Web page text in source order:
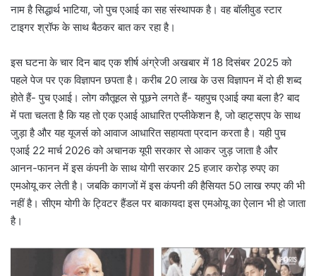
नाम है सिद्धार्थ भाटिया, जो पुच एआई का सह संस्थापक है। वह बॉलीवुड स्टार
टाइगर श्रॉफ के साथ बैठकर बात कर रहा है।
इस घटना के चार दिन बाद एक शीर्ष अंग्रेजी अखबार में 18 दिसंबर 2025 को
पहले पेज पर एक विज्ञापन छपता है। करीब 20 लाख के उस विज्ञापन में दो ही शब्द
होते हैं- पुच एआई। लोग कौतूहल से पूछने लगते हैं- यहपुच एआई क्या बला है? बाद
में पता चलता है कि यह तो एक एआई आधारित एप्लीकेशन है, जो व्हाट्सएप के साथ
जुड़ा है और यह यूजर्स को आवाज आधारित सहायता प्रदान करता है। यही पुच
एआई 22 मार्च 2026 को अचानक यूपी सरकार से आकर जुड़ जाता है और
आनन-फानन में इस कंपनी के साथ योगी सरकार 25 हजार करोड़ रुपए का
एमओयू कर लेती है। जबकि कागजों में इस कंपनी की हैसियत 50 लाख रुपए की भी
नहीं है। सीएम योगी के ट्विटर हैंडल पर बाकायदा इस एमओयू का ऐलान भी हो जाता
है।